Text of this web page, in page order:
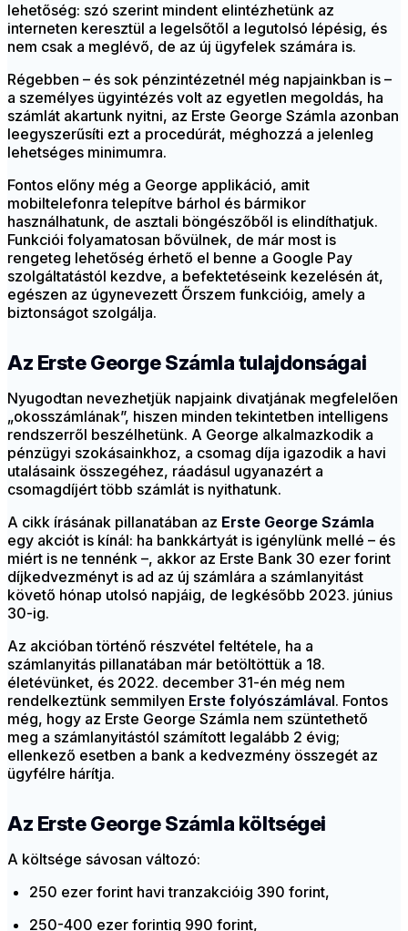
lehetőség: szó szerint mindent elintézhetünk az
interneten keresztül a legelsőtől a legutolsó lépésig, és
nem csak a meglévő, de az új ügyfelek számára is.
Régebben – és sok pénzintézetnél még napjainkban is –
a személyes ügyintézés volt az egyetlen megoldás, ha
számlát akartunk nyitni, az Erste George Számla azonban
leegyszerűsíti ezt a procedúrát, méghozzá a jelenleg
lehetséges minimumra.
Fontos előny még a George applikáció, amit
mobiltelefonra telepítve bárhol és bármikor
használhatunk, de asztali böngészőből is elindíthatjuk.
Funkciói folyamatosan bővülnek, de már most is
rengeteg lehetőség érhető el benne a Google Pay
szolgáltatástól kezdve, a befektetéseink kezelésén át,
egészen az úgynevezett Őrszem funkcióig, amely a
biztonságot szolgálja.
Az Erste George Számla tulajdonságai
Nyugodtan nevezhetjük napjaink divatjának megfelelően
„okosszámlának”, hiszen minden tekintetben intelligens
rendszerről beszélhetünk. A George alkalmazkodik a
pénzügyi szokásainkhoz, a csomag díja igazodik a havi
utalásaink összegéhez, ráadásul ugyanazért a
csomagdíjért több számlát is nyithatunk.
A cikk írásának pillanatában az Erste George Számla
egy akciót is kínál: ha bankkártyát is igénylünk mellé – és
miért is ne tennénk –, akkor az Erste Bank 30 ezer forint
díjkedvezményt is ad az új számlára a számlanyitást
követő hónap utolsó napjáig, de legkésőbb 2023. június
30-ig.
Az akcióban történő részvétel feltétele, ha a
számlanyitás pillanatában már betöltöttük a 18.
életévünket, és 2022. december 31-én még nem
rendelkeztünk semmilyen Erste folyószámlával. Fontos
még, hogy az Erste George Számla nem szüntethető
meg a számlanyitástól számított legalább 2 évig;
ellenkező esetben a bank a kedvezmény összegét az
ügyfélre hárítja.
Az Erste George Számla költségei
A költsége sávosan változó:
250 ezer forint havi tranzakcióig 390 forint,
250-400 ezer forintig 990 forint,